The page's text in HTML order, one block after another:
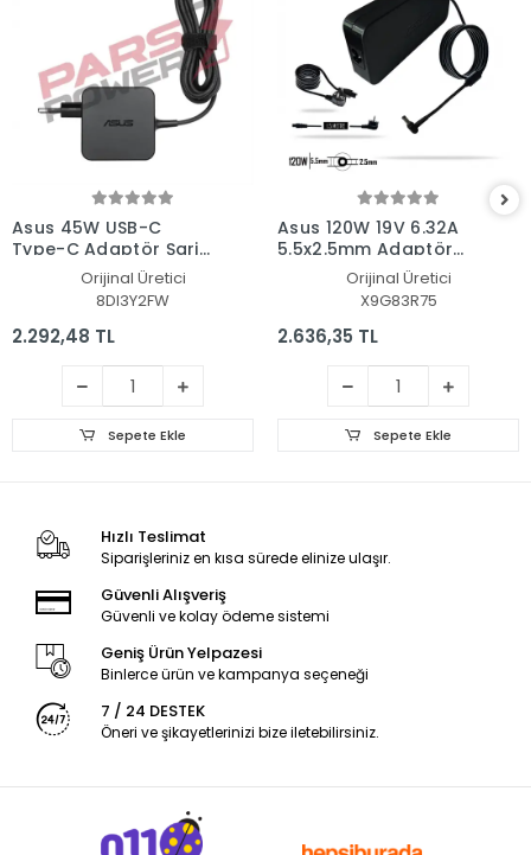
Asus 45W USB-C
Type-C Adaptör Şarj
Aleti-CihazıOrijinal Üretici
8DI3Y2FW
2.292,48 TL
Sepete Ekle
Asus 120W 19V 6.32A
5.5x2.5mm Adaptör
Şarj Aleti-Cihazı
Orijinal Üretici
X9G83R75
2.636,35 TL
Sepete Ekle
Hızlı Teslimat
Siparişleriniz en kısa sürede elinize ulaşır.
Güvenli Alışveriş
Güvenli ve kolay ödeme sistemi
Geniş Ürün Yelpazesi
Binlerce ürün ve kampanya seçeneği
7 / 24 DESTEK
Öneri ve şikayetlerinizi bize iletebilirsiniz.